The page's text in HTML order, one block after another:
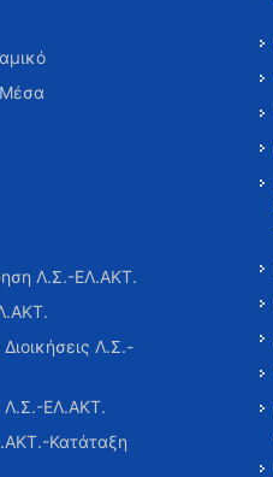
Μέσα
Λ.Σ.-ΕΛ.ΑΚΤ.
Λ.Σ.-
Λ.Σ.-ΕΛ.ΑΚΤ.
Κατάταξη